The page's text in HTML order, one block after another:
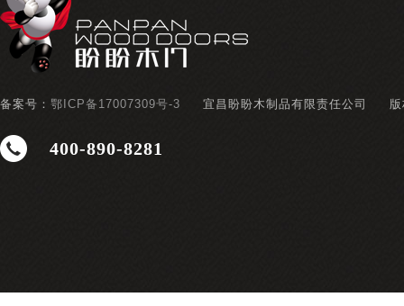
备案号： 鄂ICP备17007309号-3 宜昌盼盼木制品有限责任公司
400-890-8281